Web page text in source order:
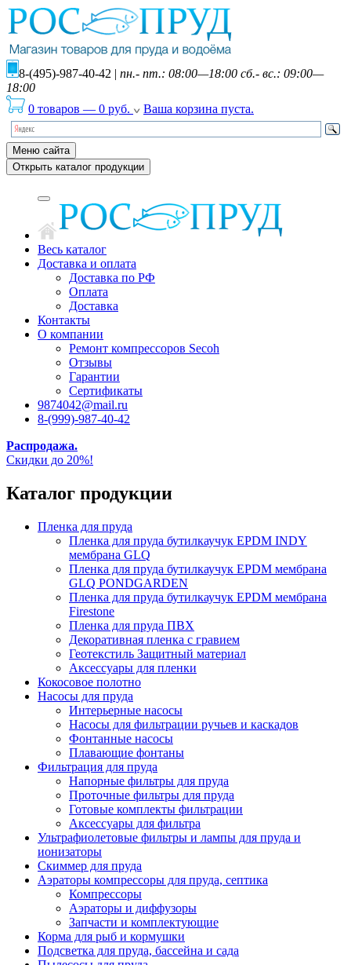
8-(495)-987-40-42 | пн.- пт.: 08:00—18:00 сб.- вс.: 09:00—
18:00
0 товаров — 0 руб. Ваша корзина пуста.
Меню сайта
Открыть каталог продукции
Весь каталог
Доставка и оплата
Доставка по РФ
Оплата
Доставка
Контакты
О компании
Ремонт компрессоров Secoh
Отзывы
Гарантии
Сертификаты
9874042@mail.ru
8-(999)-987-40-42
Распродажа.
Скидки до 20%!
Каталог продукции
Пленка для пруда
Пленка для пруда бутилкаучук EPDM INDY
мембрана GLQ
Пленка для пруда бутилкаучук EPDM мембрана
GLQ PONDGARDEN
Пленка для пруда бутилкаучук EPDM мембрана
Firestone
Пленка для пруда ПВХ
Декоративная пленка с гравием
Геотекстиль Защитный материал
Аксессуары для пленки
Кокосовое полотно
Насосы для пруда
Интерьерные насосы
Насосы для фильтрации ручьев и каскадов
Фонтанные насосы
Плавающие фонтаны
Фильтрация для пруда
Напорные фильтры для пруда
Проточные фильтры для пруда
Готовые комплекты фильтрации
Аксессуары для фильтра
Ультрафиолетовые фильтры и лампы для пруда и
ионизаторы
Скиммер для пруда
Аэраторы компрессоры для пруда, септика
Компрессоры
Аэраторы и диффузоры
Запчасти и комплектующие
Корма для рыб и кормушки
Подсветка для пруда, бассейна и сада